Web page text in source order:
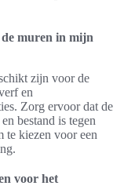
muren in mijn
zijn voor de
en
Zorg ervoor dat de
bestand is tegen
te kiezen voor een
voor het